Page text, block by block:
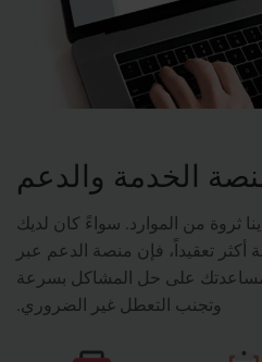
الخدمة والدعم
ثروة من الموارد. سواءً كان لديك
تعقيداً، فإن منصة الدعم عبر
لمساعدتك على حل المشاكل بسرعة
وتجنب التعطل غير الضروري.